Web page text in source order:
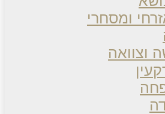
ומסחרי
וצוואה